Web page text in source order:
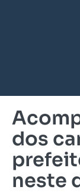
dos
neste